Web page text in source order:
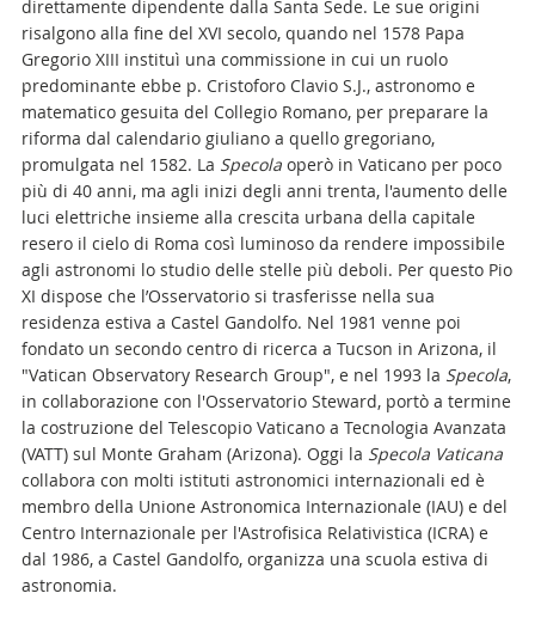
direttamente dipendente dalla Santa Sede. Le sue origini
risalgono alla fine del XVI secolo, quando nel 1578 Papa
Gregorio XIII instituì una commissione in cui un ruolo
predominante ebbe p. Cristoforo Clavio S.J., astronomo e
matematico gesuita del Collegio Romano, per preparare la
riforma dal calendario giuliano a quello gregoriano,
promulgata nel 1582. La Specolaoperò in Vaticano per poco
più di 40 anni, ma agli inizi degli anni trenta, l'aumento delle
luci elettriche insieme alla crescita urbana della capitale
resero il cielo di Roma così luminoso da rendere impossibile
agli astronomi lo studio delle stelle più deboli. Per questo Pio
XI dispose che l’Osservatorio si trasferisse nella sua
residenza estiva a Castel Gandolfo. Nel 1981 venne poi
fondato un secondo centro di ricerca a Tucson in Arizona, il
"Vatican Observatory Research Group", e nel 1993 la Specola,
in collaborazione con l'Osservatorio Steward, portò a termine
la costruzione del Telescopio Vaticano a Tecnologia Avanzata
(VATT) sul Monte Graham (Arizona). Oggi la Specola Vaticana
collabora con molti istituti astronomici internazionali ed è
membro della Unione Astronomica Internazionale (IAU) e del
Centro Internazionale per l'Astrofisica Relativistica (ICRA) e
dal 1986, a Castel Gandolfo, organizza una scuola estiva di
astronomia.